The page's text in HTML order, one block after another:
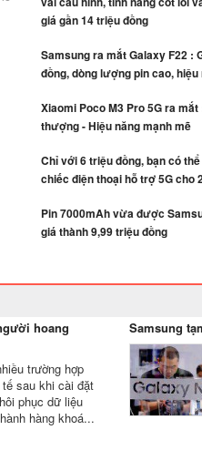
giá gần 14 triệu đồng
Samsung ra mắt Galaxy F22 :
đồng, dòng lượng pin cao, hiệu
Xiaomi Poco M3 Pro 5G ra
thượng - Hiệu năng mạnh mẽ
Chỉ với 6 triệu đồng, bạn có
chiếc điện thoại hỗ trợ 5G cho
Pin 7000mAh vừa được
giá thành 9,99 triệu đồng
hoang
trường hợp
sau khi cài đặt
phục dữ liệu
hàng khoá...
Samsung